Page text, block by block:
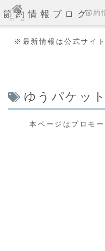
節約情報ブログ
※最新情報は公式サイ
ゆうパケッ
本ページはプロモ
ホーム
節約